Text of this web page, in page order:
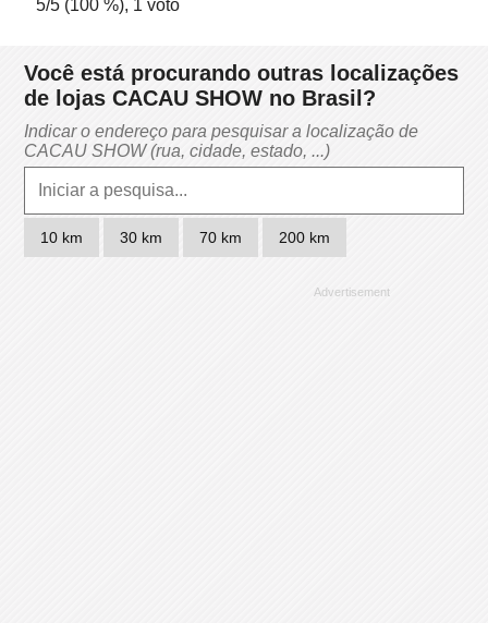
5/5 (100 %), 1 voto
Você está procurando outras localizações
de lojas CACAU SHOW no Brasil?
Indicar o endereço para pesquisar a localização de
CACAU SHOW (rua, cidade, estado, ...)
10 km 30 km 70 km 200 km